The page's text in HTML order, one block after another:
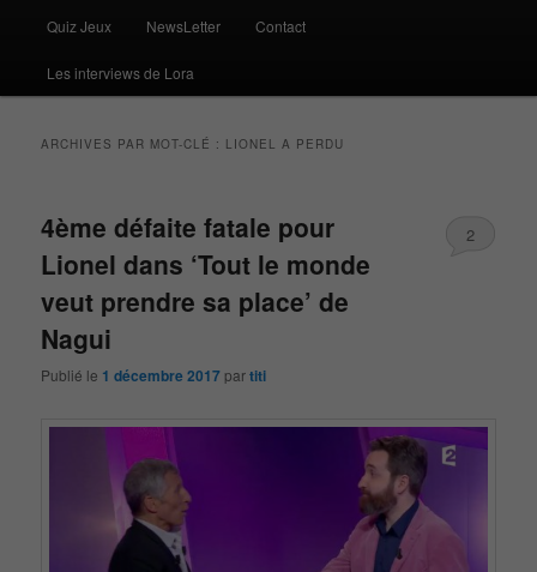
Quiz Jeux NewsLetter Contact
Les interviews de Lora
ARCHIVES PAR MOT-CLÉ : LIONEL A PERDU
4ème défaite fatale pour
Lionel dans ‘Tout le monde
veut prendre sa place’ de
Nagui
Publié le 1 décembre 2017 partiti
2